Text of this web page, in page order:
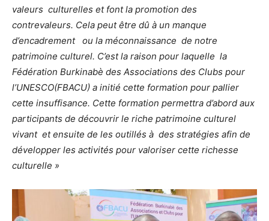
valeurs culturelles et font la promotion des
contrevaleurs. Cela peut être dû à un manque
d’encadrement ou la méconnaissance de notre
patrimoine culturel. C’est la raison pour laquelle la
Fédération Burkinabè des Associations des Clubs pour
l’UNESCO(FBACU) a initié cette formation pour pallier
cette insuffisance. Cette formation permettra d’abord aux
participants de découvrir le riche patrimoine culturel
vivant et ensuite de les outillés à des stratégies afin de
développer les activités pour valoriser cette richesse
culturelle »